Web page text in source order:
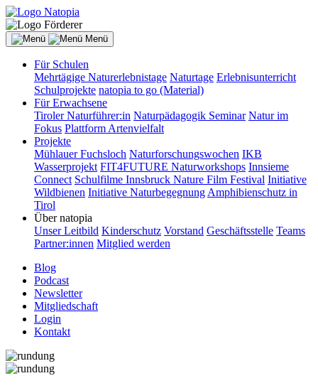
Menü
Für Schulen
Mehrtägige Naturerlebnistage Naturtage Erlebnisunterricht
Schulprojekte natopia to go (Material)
Für Erwachsene
Tiroler Naturführer:in Naturpädagogik Seminar Natur im
Fokus Plattform Artenvielfalt
Projekte
Mühlauer Fuchsloch Naturforschungswochen IKB
Wasserprojekt FIT4FUTURE Naturworkshops Innsieme
Connect Schulfilme Innsbruck Nature Film Festival Initiative
Wildbienen Initiative Naturbegegnung Amphibienschutz in
Tirol
Über natopia
Unser Leitbild Kinderschutz Vorstand Geschäftsstelle Teams
Partner:innen Mitglied werden
Blog
Podcast
Newsletter
Mitgliedschaft
Login
Kontakt